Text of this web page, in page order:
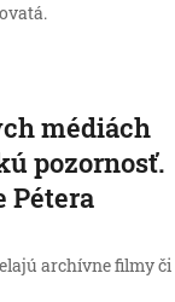
médiách
pozornosť.
Pétera
archívne filmy či